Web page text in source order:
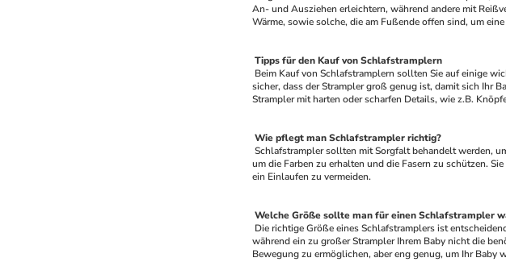
An- und Ausziehen erleichtern, während andere mit
Wärme, sowie solche, die am Fußende offen sind, um
Tipps für den Kauf von Schlafstramplern
Beim Kauf von Schlafstramplern sollten Sie auf einige
sicher, dass der Strampler groß genug ist, damit sich Ihr
Strampler mit harten oder scharfen Details, wie z.B.
Wie pflegt man Schlafstrampler richtig?
um die Farben zu erhalten und die Fasern zu schützen.
ein Einlaufen zu vermeiden.
Welche Größe sollte man für einen Schlafstrampler
während ein zu großer Strampler Ihrem Baby nicht die
Bewegung zu ermöglichen, aber eng genug, um Ihr Baby